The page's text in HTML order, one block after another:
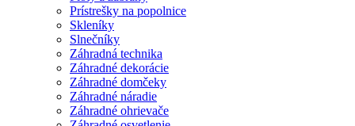
Prístrešky na popolnice
Skleníky
Slnečníky
Záhradná technika
Záhradné dekorácie
Záhradné domčeky
Záhradné náradie
Záhradné ohrievače